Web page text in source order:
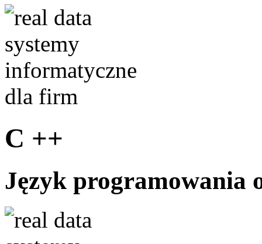
C ++
Język programowania